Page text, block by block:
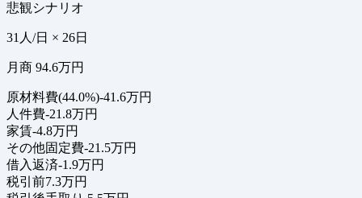
悲観シナリオ
31人/日 × 26日
月商 94.6万円
原材料費(44.0%)-41.6万円
人件費-21.8万円
家賃-4.8万円
その他固定費-21.5万円
借入返済-1.9万円
税引前7.3万円